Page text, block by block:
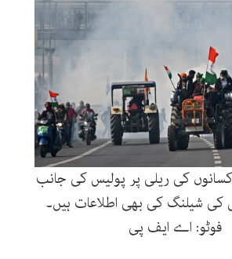
کی ریلی پر پولیس کی جانب
شیلنگ کی بھی اطلاعات ہیں۔
فوٹو: اے ایف پی